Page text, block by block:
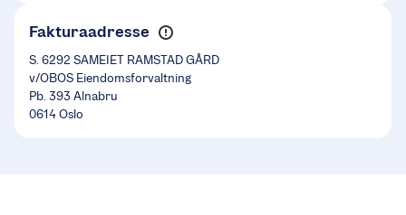
Fakturaadresse
S. 6292 SAMEIET RAMSTAD GÅRD
v/OBOS Eiendomsforvaltning
Pb. 393 Alnabru
0614 Oslo